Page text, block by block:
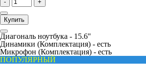
- +
Купить
Диагональ ноутбука - 15.6"
Динамики (Комплектация) - есть
Микрофон (Комплектация) - есть
ПОПУЛЯРНЫЙ